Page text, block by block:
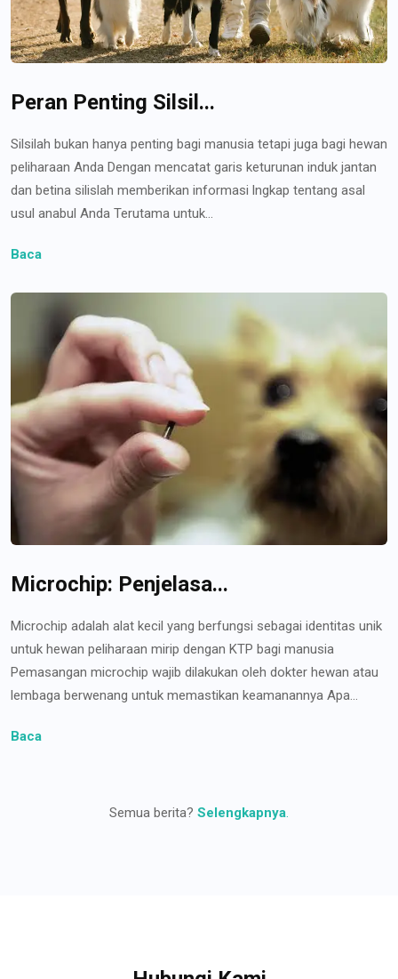
Peran Penting Silsil...
Silsilah bukan hanya penting bagi manusia tetapi juga bagi hewan
peliharaan Anda Dengan mencatat garis keturunan induk jantan
dan betina silislah memberikan informasi lngkap tentang asal
usul anabul Anda Terutama untuk...
Baca
Microchip: Penjelasa...
Microchip adalah alat kecil yang berfungsi sebagai identitas unik
untuk hewan peliharaan mirip dengan KTP bagi manusia
Pemasangan microchip wajib dilakukan oleh dokter hewan atau
lembaga berwenang untuk memastikan keamanannya Apa...
Baca
Semua berita? Selengkapnya.